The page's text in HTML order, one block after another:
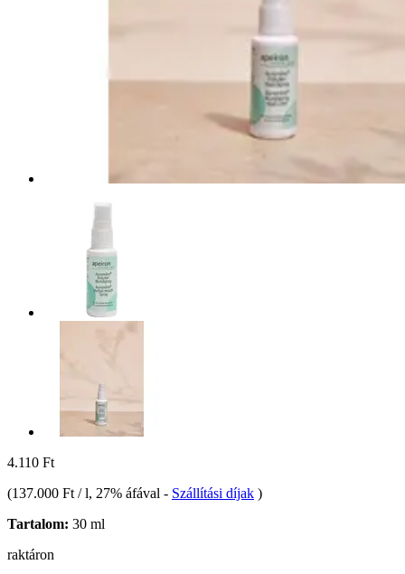
4.110 Ft
(137.000 Ft / l, 27% áfával - Szállítási díjak )
Tartalom: 30 ml
raktáron